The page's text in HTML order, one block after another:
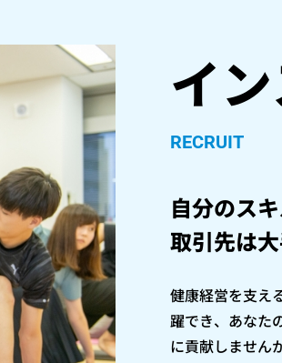
イ
RECRUIT
自分のス
取引先は
健康経営を支え
躍でき、あなた
に貢献しません